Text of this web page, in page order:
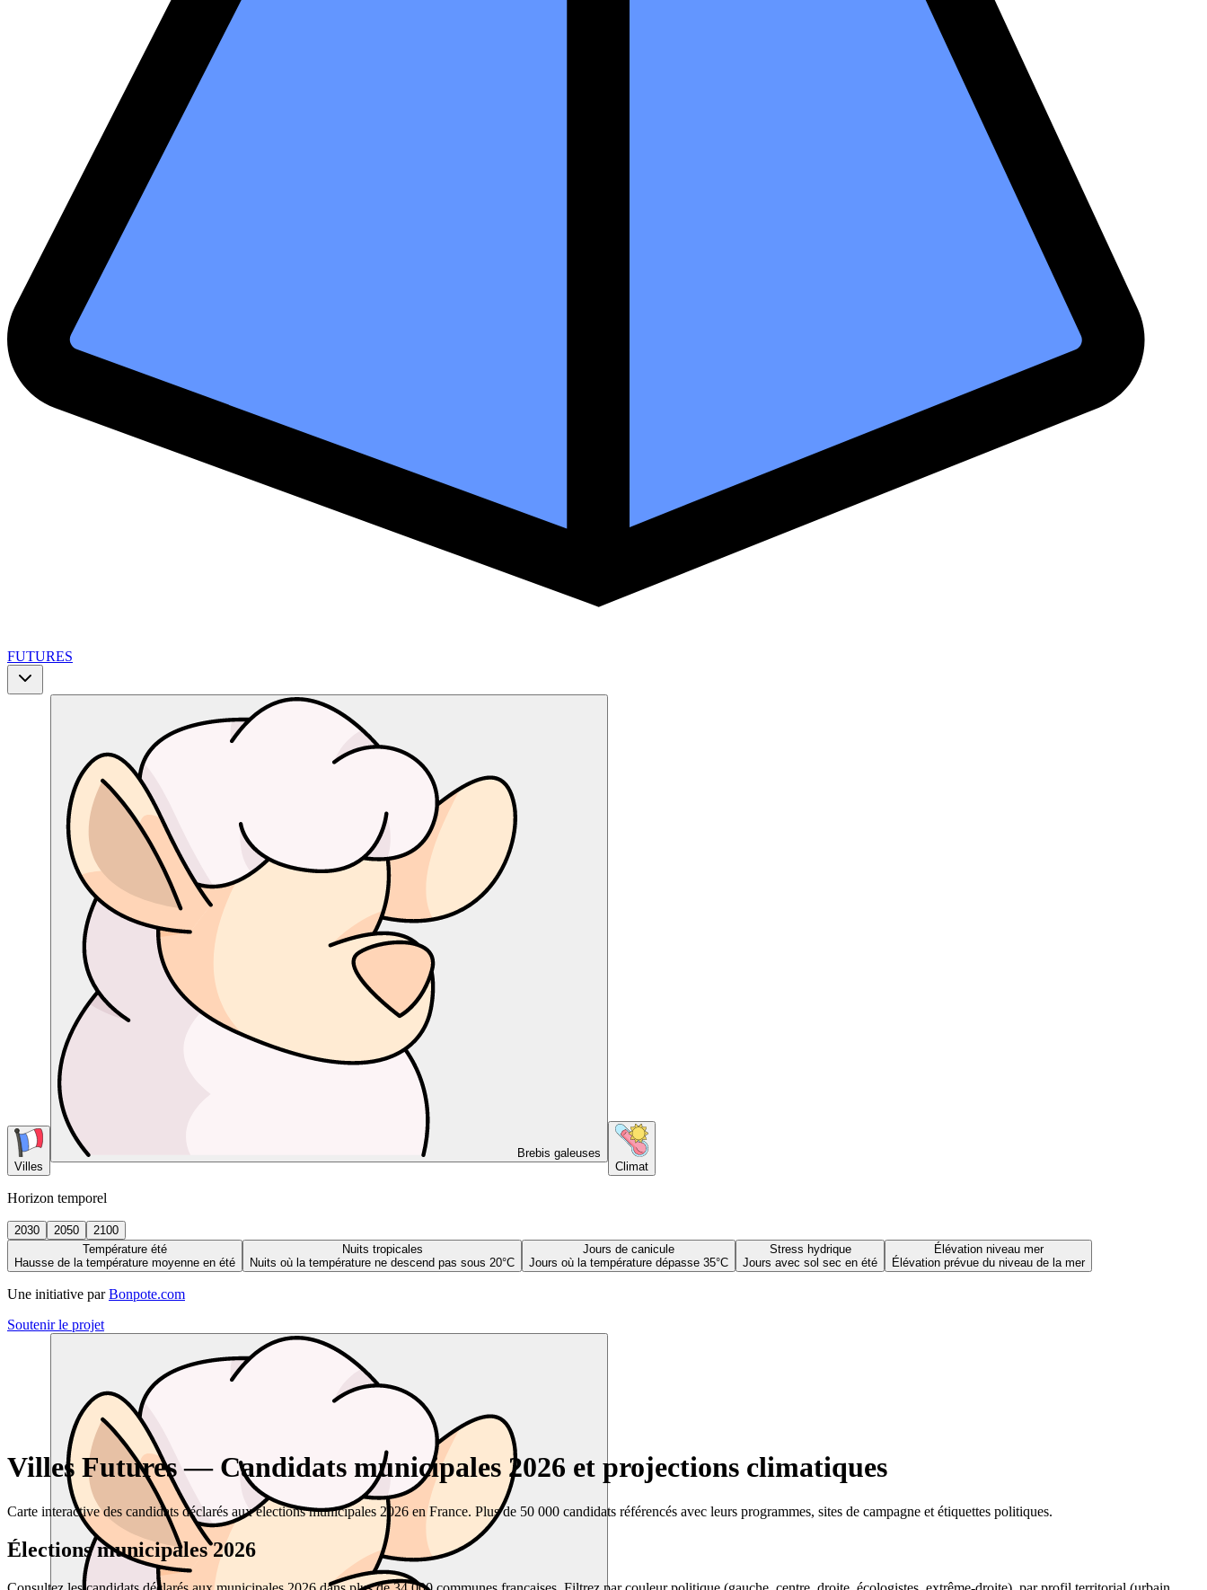
FUTURES
Villes
Brebis galeuses
Climat
Horizon temporel
2030 2050
2100
Température été
Hausse de la température moyenne en été
Nuits tropicales
Nuits où la température ne descend pas sous 20°C
Jours de canicule
Jours où la température dépasse 35°C
Stress hydrique
Jours avec sol sec en été
Élévation niveau mer
Élévation prévue du niveau de la mer
Une initiative par Bonpote.com
Soutenir le projet
Villes Futures — Candidats municipales 2026 et projections climatiques
Carte interactive des candidats déclarés aux élections municipales 2026 en France. Plus de 50 000 candidats référencés avec leurs programmes, sites de campagne et étiquettes politiques.
Élections municipales 2026